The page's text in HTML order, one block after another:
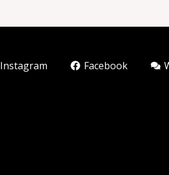
Instagram Facebook